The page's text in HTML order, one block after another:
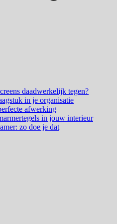
daadwerkelijk tegen?
in je organisatie
afwerking
in jouw interieur
zo doe je dat